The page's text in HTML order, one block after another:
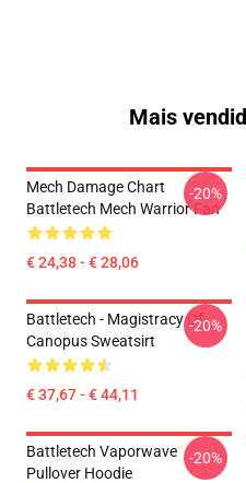
Mais
Mech Damage Chart
Battletech Mech Warrior Fan
€ 24,38 - € 28,06
-20%
Battletech - Magistracy Of
Canopus Sweatsirt
€ 37,67 - € 44,11
-20%
Battletech Vaporwave
Pullover Hoodie
-20%